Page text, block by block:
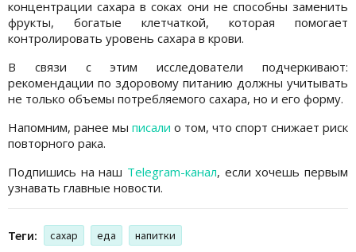
концентрации сахара в соках они не способны заменить
фрукты, богатые клетчаткой, которая помогает
контролировать уровень сахара в крови.
В связи с этим исследователи подчеркивают:
рекомендации по здоровому питанию должны учитывать
не только объемы потребляемого сахара, но и его форму.
Напомним, ранее мы писали о том, что спорт снижает риск
повторного рака.
Подпишись на наш Telegram-канал, если хочешь первым
узнавать главные новости.
Теги: сахар еда напитки